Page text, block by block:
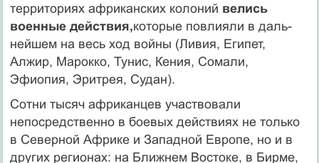
территориях афри­канских колоний велись
военные действия,которые повлияли в даль­
нейшем на весь ход войны (Ливия, Египет,
Алжир, Марокко, Тунис, Кения, Сомали,
Эфиопия, Эритрея, Судан).
Сотни тысяч африканцев участвовали
непосредственно в боевых действиях не только
в Северной Африке и Западной Европе, но и в
других регионах: на Ближнем Востоке, в Бирме,